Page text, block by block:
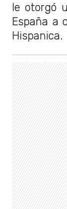
le otorgó
España a
Hispanica.